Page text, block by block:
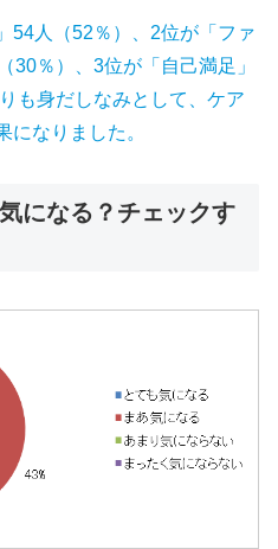
54人（52％）、2位が「ファ
30％）、3位が「自己満足」
も身だしなみとして、ケア
になりました。
になる？チェックす